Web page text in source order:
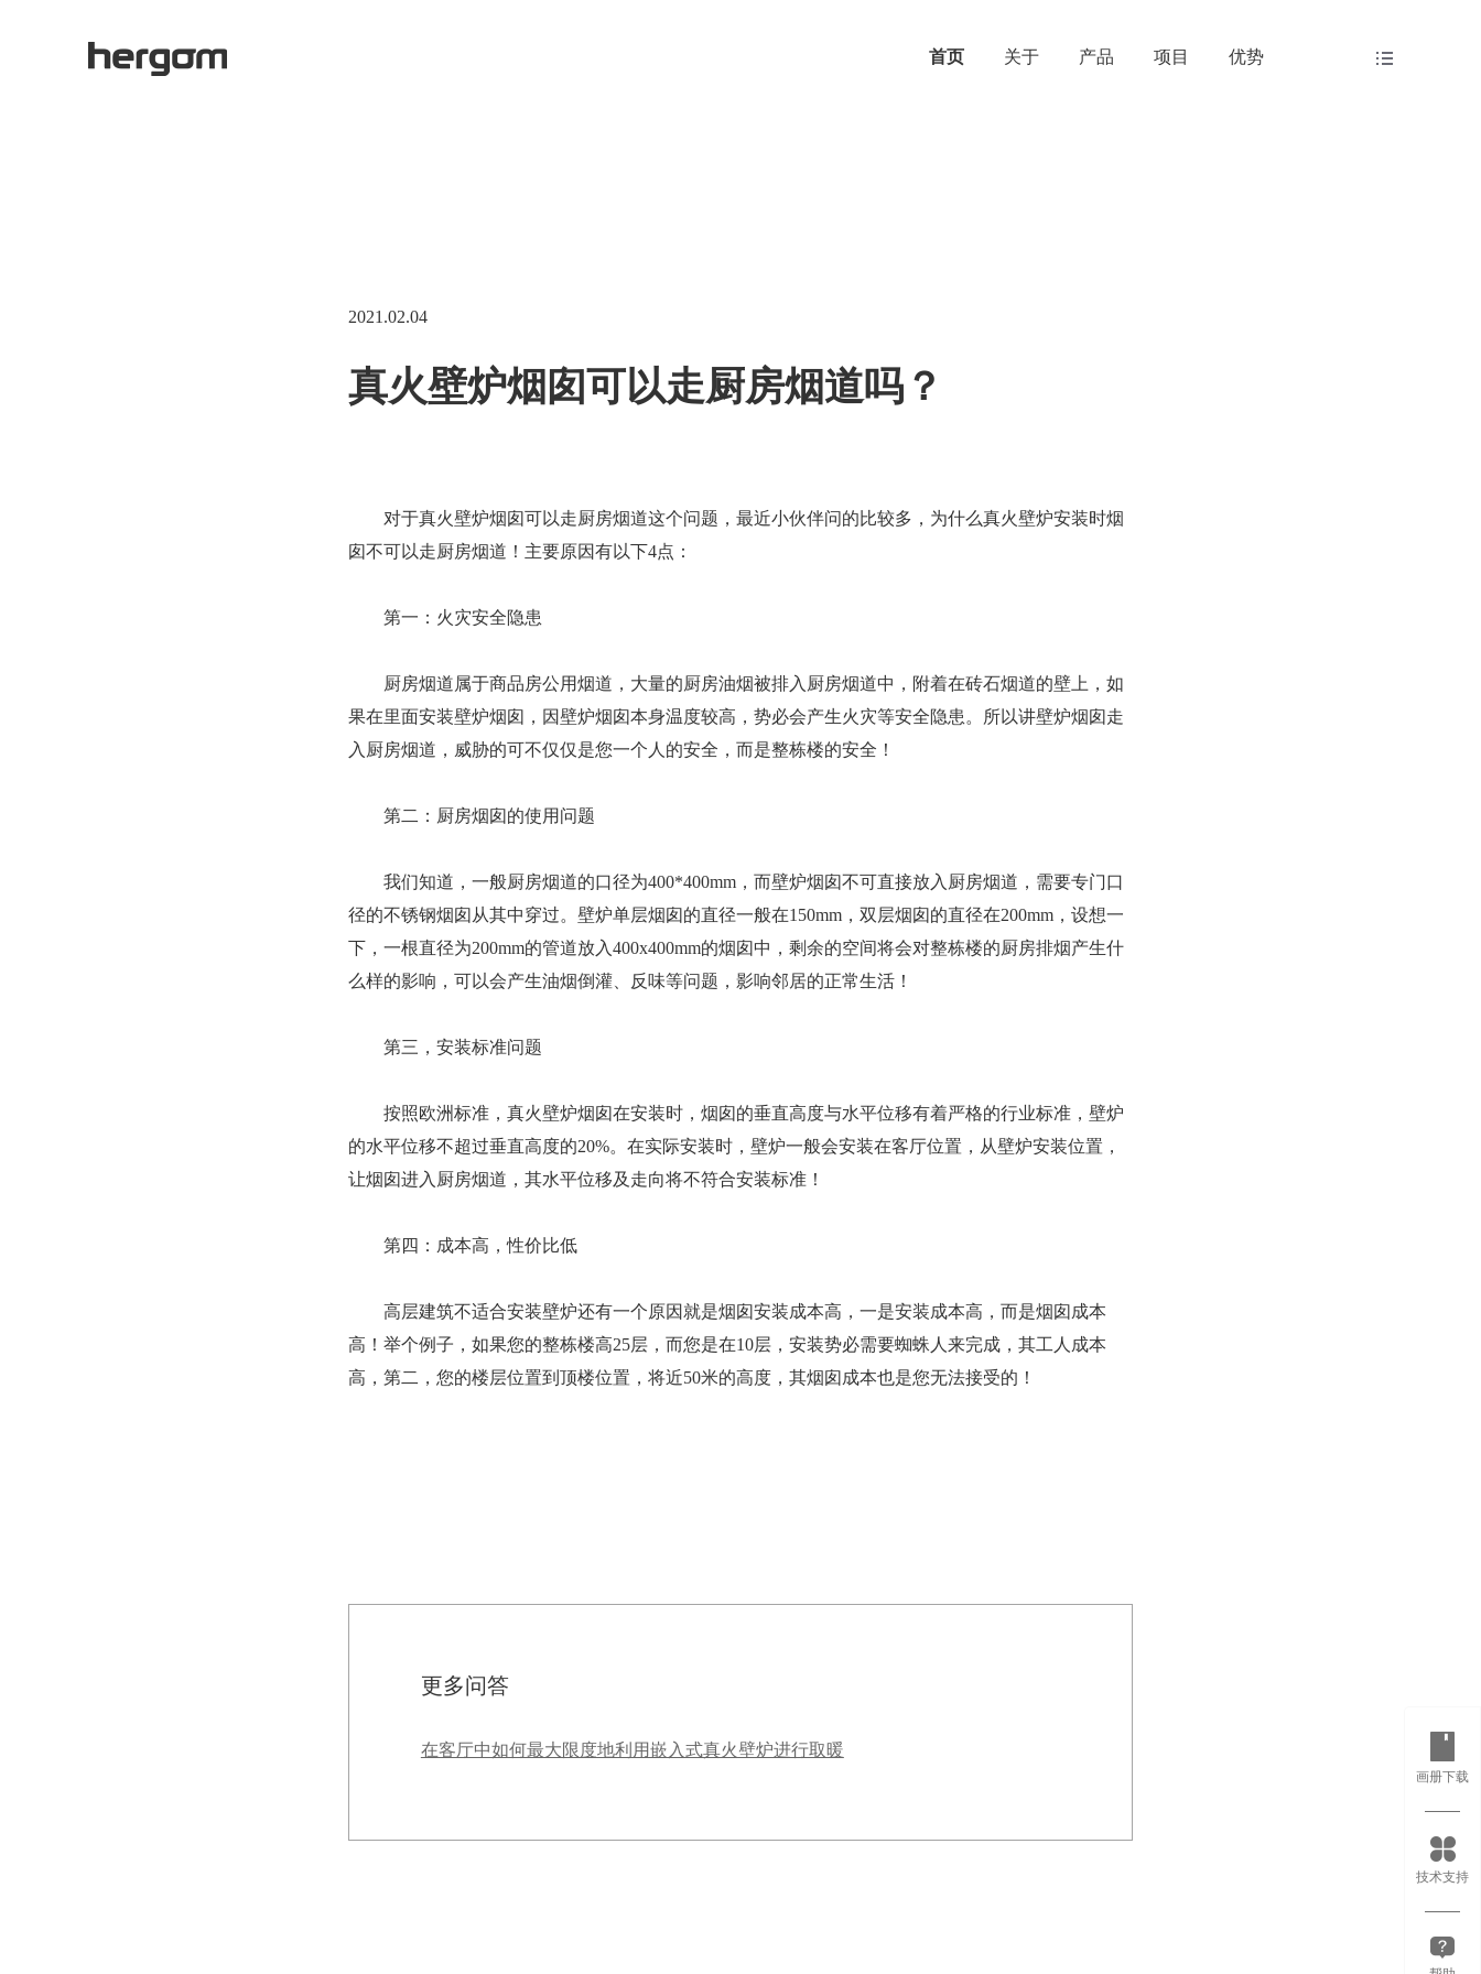
首页 关于 产品 项目 优势
2021.02.04
真火壁炉烟囱可以走厨房烟道吗？
对于真火壁炉烟囱可以走厨房烟道这个问题，最近小伙伴问的比较多，为什么真火壁炉安装时烟
囱不可以走厨房烟道！主要原因有以下4点：
第一：火灾安全隐患
厨房烟道属于商品房公用烟道，大量的厨房油烟被排入厨房烟道中，附着在砖石烟道的壁上，如
果在里面安装壁炉烟囱，因壁炉烟囱本身温度较高，势必会产生火灾等安全隐患。所以讲壁炉烟囱走
入厨房烟道，威胁的可不仅仅是您一个人的安全，而是整栋楼的安全！
第二：厨房烟囱的使用问题
我们知道，一般厨房烟道的口径为400*400mm，而壁炉烟囱不可直接放入厨房烟道，需要专门口
径的不锈钢烟囱从其中穿过。壁炉单层烟囱的直径一般在150mm，双层烟囱的直径在200mm，设想一
下，一根直径为200mm的管道放入400x400mm的烟囱中，剩余的空间将会对整栋楼的厨房排烟产生什
么样的影响，可以会产生油烟倒灌、反味等问题，影响邻居的正常生活！
第三，安装标准问题
按照欧洲标准，真火壁炉烟囱在安装时，烟囱的垂直高度与水平位移有着严格的行业标准，壁炉
的水平位移不超过垂直高度的20%。在实际安装时，壁炉一般会安装在客厅位置，从壁炉安装位置，
让烟囱进入厨房烟道，其水平位移及走向将不符合安装标准！
第四：成本高，性价比低
高层建筑不适合安装壁炉还有一个原因就是烟囱安装成本高，一是安装成本高，而是烟囱成本
高！举个例子，如果您的整栋楼高25层，而您是在10层，安装势必需要蜘蛛人来完成，其工人成本
高，第二，您的楼层位置到顶楼位置，将近50米的高度，其烟囱成本也是您无法接受的！
更多问答
在客厅中如何最大限度地利用嵌入式真火壁炉进行取暖
画册下载
技术支持